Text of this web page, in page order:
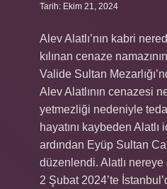
Tarih: Ekim 21, 2024
Alev Alatlı’nın kabri
kılınan cenaze
Valide Sultan
Alev Alatlının cenazesi
yetmezliği nedeniyle
hayatını kaybeden Alatlı
ardından Eyüp Sultan
düzenlendi. Alatlı
2 Şubat 2024’te